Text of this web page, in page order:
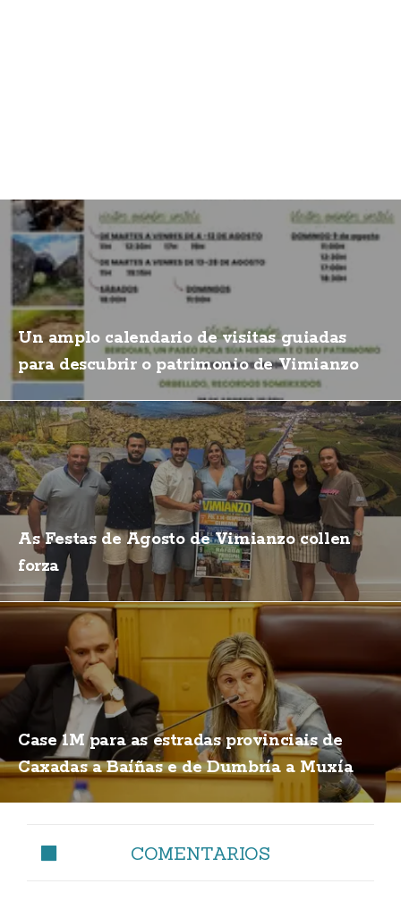
Un amplo calendario de visitas guiadas
para descubrir o patrimonio de Vimianzo
As Festas de Agosto de Vimianzo collen
forza
Case 1M para as estradas provinciais de
Caxadas a Baíñas e de Dumbría a Muxía
COMENTARIOS